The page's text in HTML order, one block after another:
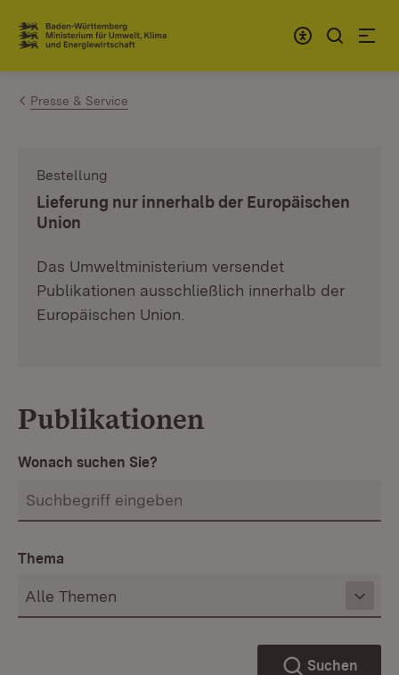
Zum Inhalt springen
Link zur Startseite
Presse & Service
Bestellung
Lieferung nur innerhalb der Europäischen
Union
Das Umweltministerium versendet
Publikationen ausschließlich innerhalb der
Europäischen Union.
Publikationen
Wonach suchen Sie?
Thema
Suchen